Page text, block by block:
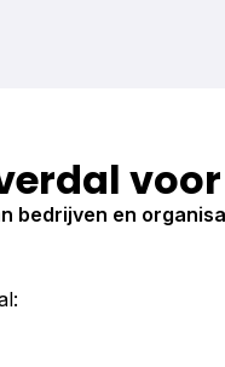
bedrijven en